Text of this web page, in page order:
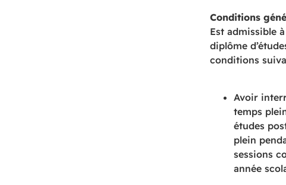
Conditions
Est admissible
diplôme
conditions
Avoir
temps
études
plein
sessions
année